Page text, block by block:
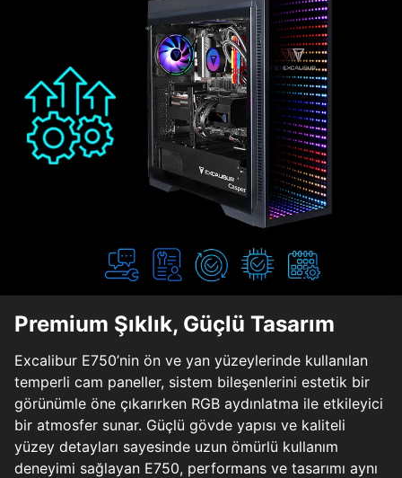
Premium Şıklık, Güçlü Tasarım
Excalibur E750’nin ön ve yan yüzeylerinde kullanılan
temperli cam paneller, sistem bileşenlerini estetik bir
görünümle öne çıkarırken RGB aydınlatma ile etkileyici
bir atmosfer sunar. Güçlü gövde yapısı ve kaliteli
yüzey detayları sayesinde uzun ömürlü kullanım
deneyimi sağlayan E750, performans ve tasarımı aynı